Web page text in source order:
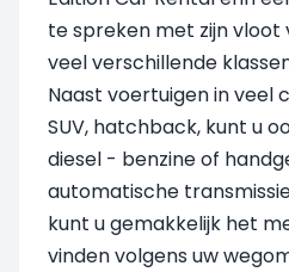
te spreken met zijn vloot
veel verschillende
Naast voertuigen in veel
SUV, hatchback, kunt u
diesel - benzine of
automatische
kunt u gemakkelijk het
vinden volgens uw